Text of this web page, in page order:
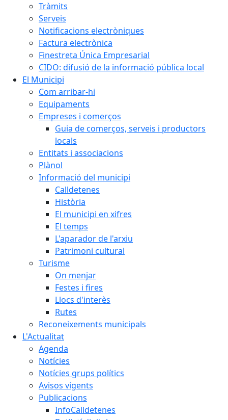
Tràmits
Serveis
Notificacions electròniques
Factura electrònica
Finestreta Única Empresarial
CIDO: difusió de la informació pública local
El Municipi
Com arribar-hi
Equipaments
Empreses i comerços
Guia de comerços, serveis i productors
locals
Entitats i associacions
Plànol
Informació del municipi
Calldetenes
Història
El municipi en xifres
El temps
L'aparador de l'arxiu
Patrimoni cultural
Turisme
On menjar
Festes i fires
Llocs d'interès
Rutes
Reconeixements municipals
L'Actualitat
Agenda
Notícies
Notícies grups polítics
Avisos vigents
Publicacions
InfoCalldetenes